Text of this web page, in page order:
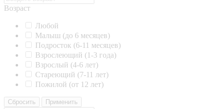
Возраст
Любой
Малыш (до 6 месяцев)
Подросток (6-11 месяцев)
Взрослеющий (1-3 года)
Взрослый (4-6 лет)
Стареющий (7-11 лет)
Пожилой (от 12 лет)
Сбросить Применить